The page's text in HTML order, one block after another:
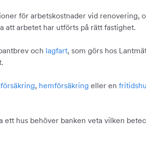
för arbetskostnader vid renovering,
att arbetet har utförts på rätt fastighet.
och lagfart, som görs hos
, hemförsäkring eller en
ett hus behöver banken veta vilken